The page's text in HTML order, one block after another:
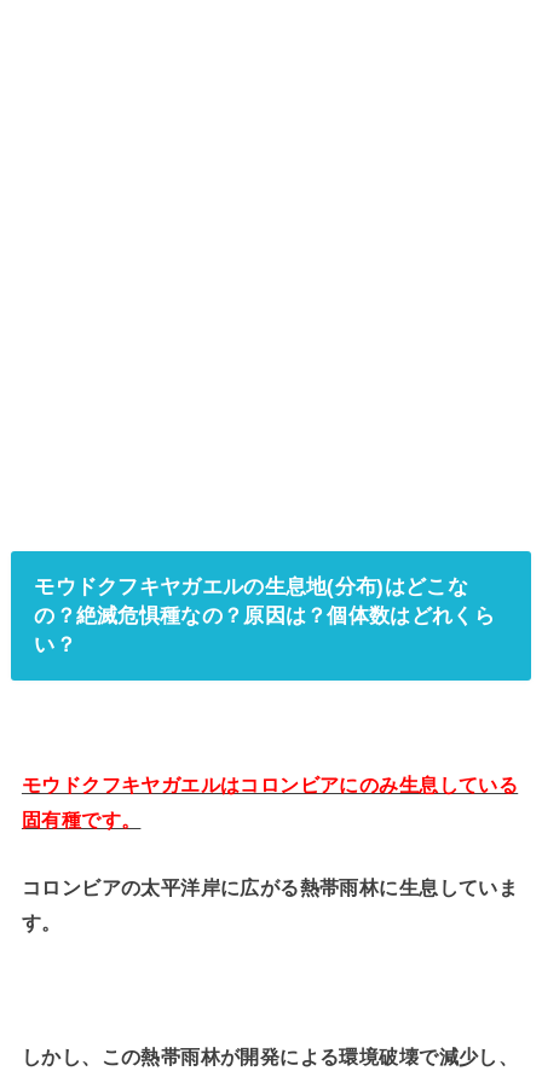
モウドクフキヤガエルの生息地(分布)はどこな
の？絶滅危惧種なの？原因は？個体数はどれくら
い？
モウドクフキヤガエルはコロンビアにのみ生息している
固有種です。
コロンビアの太平洋岸に広がる熱帯雨林に生息していま
す。
しかし、この熱帯雨林が開発による環境破壊で減少し、